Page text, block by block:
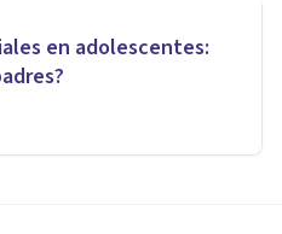
en adolescentes: